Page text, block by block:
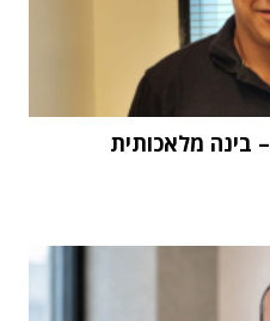
"העתיד הוא Physical AI – בינה מלאכותית